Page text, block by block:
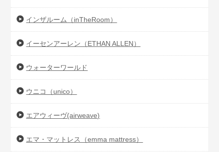
インザルーム（inTheRoom）
イーセンアーレン（ETHAN ALLEN）
ウォーターワールド
ウニコ（unico）
エアウィーヴ(airweave)
エマ・マットレス（emma mattress）